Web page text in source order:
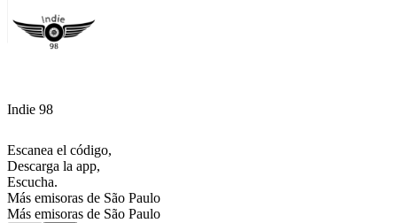
Indie 98
Escanea el código,
Descarga la app,
Escucha.
Más emisoras de São Paulo
Más emisoras de São Paulo